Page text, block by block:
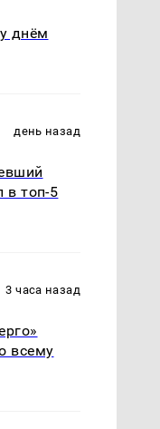
днём
день назад
в топ-5
3 часа назад
всему